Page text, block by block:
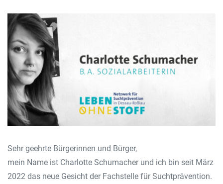
Sehr geehrte Bürgerinnen und Bürger,
mein Name ist Charlotte Schumacher und ich bin seit März
2022 das neue Gesicht der Fachstelle für Suchtprävention.